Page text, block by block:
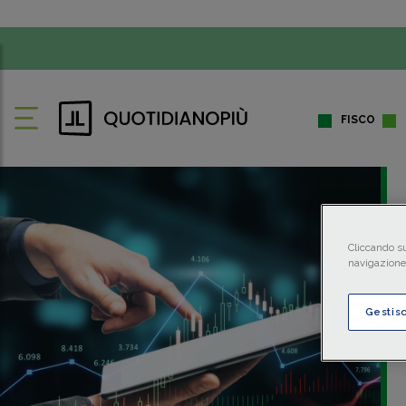
FISCO
Cliccando